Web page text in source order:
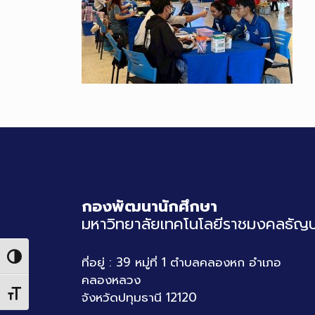
Toggle High Contrast
Toggle Font size
กองพัฒนานักศึกษา
มหาวิทยาลัยเทคโนโลยีราชมงคลธัญ
ที่อยู่ : 39 หมู่ที่ 1 ตำบลคลองหก อำเภอ
คลองหลวง
จังหวัดปทุมธานี 12120